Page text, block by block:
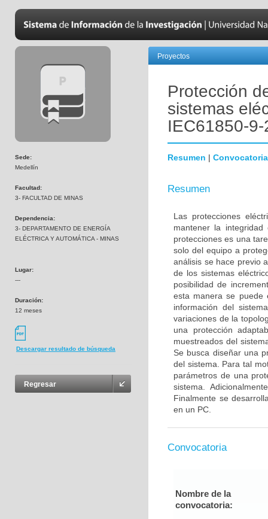
Sede:
Medellín
Facultad:
3- FACULTAD DE MINAS
Dependencia:
3- DEPARTAMENTO DE ENERGÍA
ELÉCTRICA Y AUTOMÁTICA - MINAS
Lugar:
---
Duración:
12 meses
Descargar resultado de búsqueda
Regresar
Proyectos
Protección
sistemas
IEC61850-
Resumen | Convocatoria
Resumen
Las protecciones
mantener la
protecciones es una
solo del equipo a
análisis se hace previo
de los sistemas
posibilidad de
esta manera se puede
información del
variaciones de la
una protección
muestreados del
Se busca diseñar una
del sistema. Para tal
parámetros de una
sistema.
Finalmente se
en un PC.
Convocatoria
Nombre de la
convocatoria: